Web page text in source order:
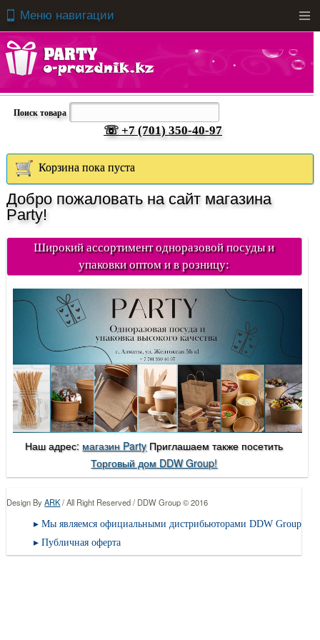
Поиск товара
☏ +7 (701) 350-40-97
Корзина пока пуста
Меню навигации
Добро пожаловать на сайт магазина
Party!
Широкий ассортимент одноразовой посуды и
упаковки оптом и в розницу:
Наш адрес: магазин PartyПриглашаем также посетить
Торговый дом DDW Group!
Design ByARK/ All Right Reserved / DDW Group © 2016
Мы являемся официальными дистрибьюторами DDW Group
Публичная оферта